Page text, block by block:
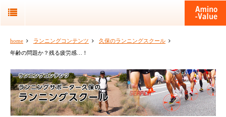
home ランニングコンテンツ
久保のランニングスクール
年齢の問題か？残る疲労感…！